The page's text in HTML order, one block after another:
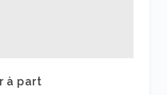
à part